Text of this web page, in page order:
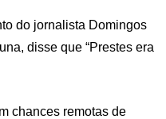
do jornalista Domingos
disse que “Prestes era
chances remotas de